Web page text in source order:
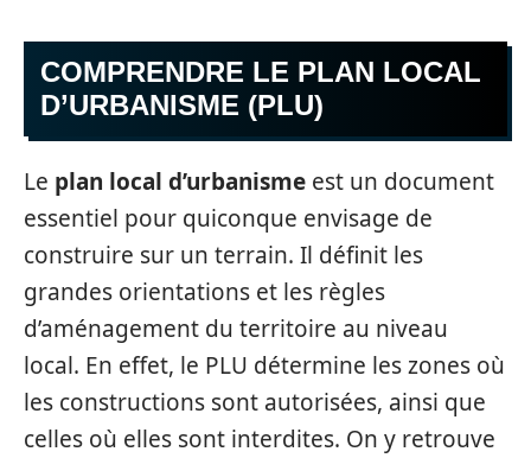
COMPRENDRE LE PLAN LOCAL
D’URBANISME (PLU)
Le plan local d’urbanisme est un document
essentiel pour quiconque envisage de
construire sur un terrain. Il définit les
grandes orientations et les règles
d’aménagement du territoire au niveau
local. En effet, le PLU détermine les zones où
les constructions sont autorisées, ainsi que
celles où elles sont interdites. On y retrouve